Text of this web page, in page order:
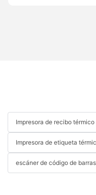
Impresora de recibo
Impresora de etiqueta
escáner de código de barras